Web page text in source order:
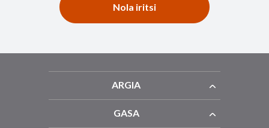
Nola iritsi
ARGIA
GASA